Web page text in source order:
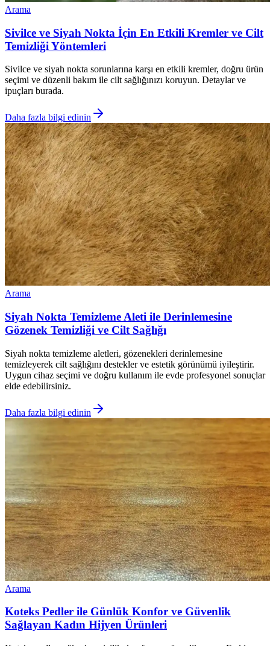
Arama
Sivilce ve Siyah Nokta İçin En Etkili Kremler ve Cilt
Temizliği Yöntemleri
Sivilce ve siyah nokta sorunlarına karşı en etkili kremler, doğru ürün
seçimi ve düzenli bakım ile cilt sağlığınızı koruyun. Detaylar ve
ipuçları burada.
Daha fazla bilgi edinin
Arama
Siyah Nokta Temizleme Aleti ile Derinlemesine
Gözenek Temizliği ve Cilt Sağlığı
Siyah nokta temizleme aletleri, gözenekleri derinlemesine
temizleyerek cilt sağlığını destekler ve estetik görünümü iyileştirir.
Uygun cihaz seçimi ve doğru kullanım ile evde profesyonel sonuçlar
elde edebilirsiniz.
Daha fazla bilgi edinin
Arama
Koteks Pedler ile Günlük Konfor ve Güvenlik
Sağlayan Kadın Hijyen Ürünleri